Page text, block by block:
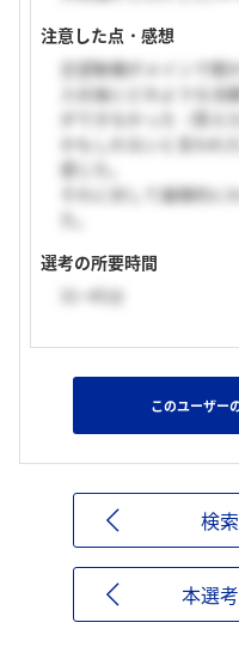
注意した点・感想
志望動機がメインで聞
入社後にどのような活
ができなかった（答え
かもしれないと言われ
感じた。
それに対して論理的に
選考の所要時間
31~45分
このユーザー
検
本選